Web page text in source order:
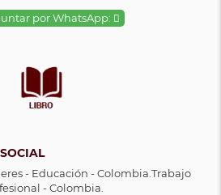
por WhatsApp:
- Educación - Colombia.Trabajo
- Colombia.